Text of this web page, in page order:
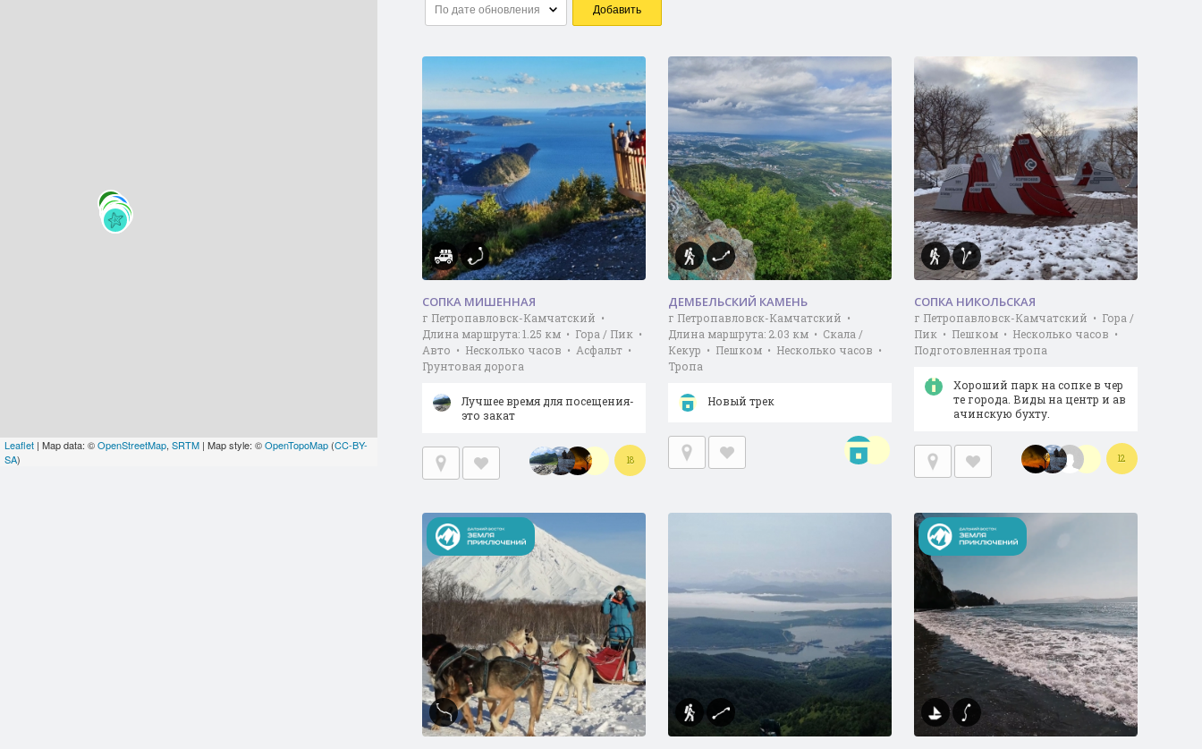
Leaflet | Map data: ©OpenStreetMap, SRTM | Map style: ©OpenTopoMap (CC-BY-
SA)
По дате обновления Добавить
СОПКА МИШЕННАЯ
г Петропавловск-Камчатский •
Длина маршрута: 1.25 км • Гора / Пик •
Авто • Несколько часов • Асфальт •
Грунтовая дорога
Лучшее время для посещения-
это закат
18
ДЕМБЕЛЬСКИЙ КАМЕНЬ
г Петропавловск-Камчатский •
Длина маршрута: 2.03 км • Скала /
Кекур • Пешком • Несколько часов •
Тропа
Новый трек
СОПКА НИКОЛЬСКАЯ
г Петропавловск-Камчатский • Гора /
Пик • Пешком • Несколько часов •
Подготовленная тропа
Хороший парк на сопке в чер
те города. Виды на центр и ав
ачинскую бухту.
12